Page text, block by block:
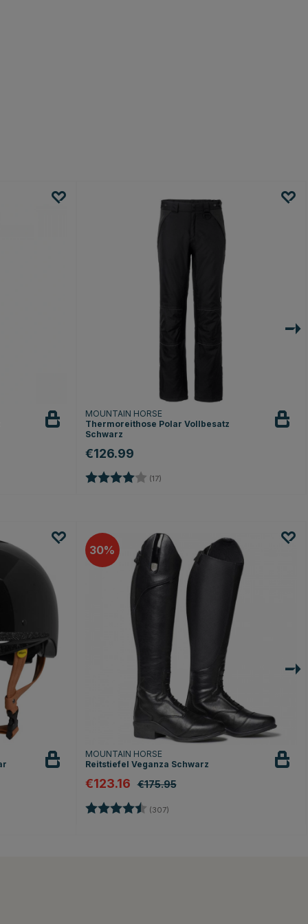
MOUNTAIN HORSE
Thermoreithose Polar Vollbesatz
Schwarz
€126.99
Bewertung: (17)
30
MOUNTAIN HORSE
Reitstiefel Veganza Schwarz
€123.16 €175.95
Bewertung: (307)